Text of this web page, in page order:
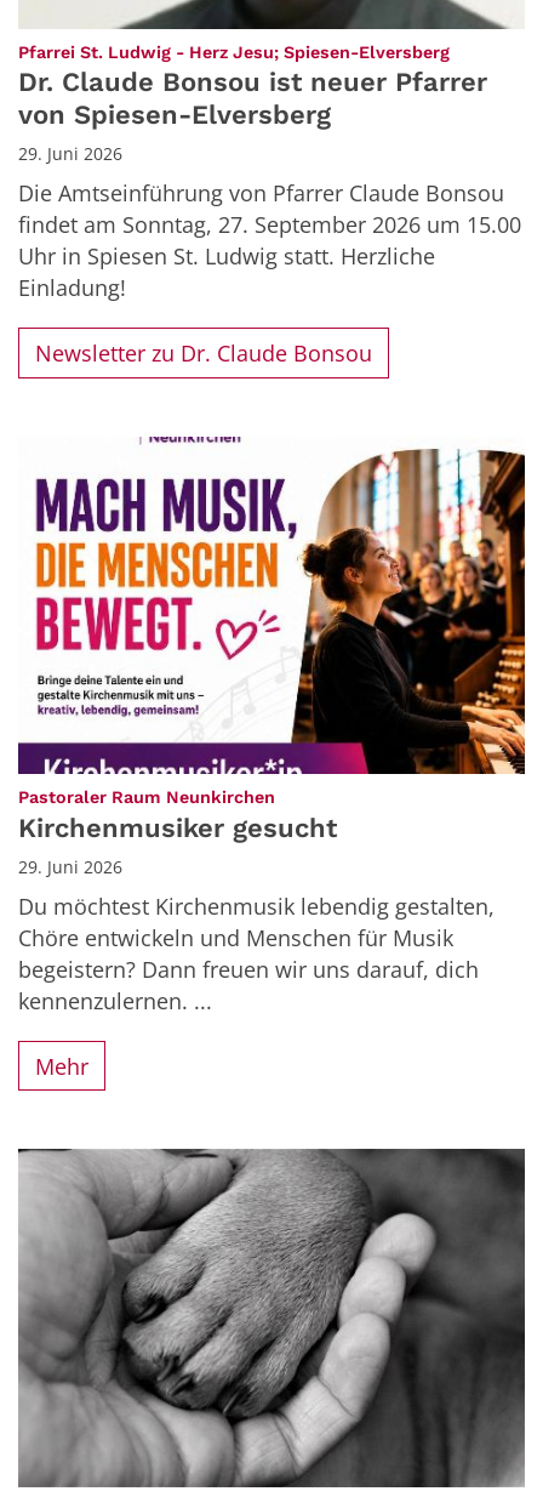
Pfarrei St. Ludwig - Herz Jesu; Spiesen-Elversberg:
Dr. Claude Bonsou ist neuer Pfarrer
von Spiesen-Elversberg
29. Juni 2026
Die Amtseinführung von Pfarrer Claude Bonsou
findet am Sonntag, 27. September 2026 um 15.00
Uhr in Spiesen St. Ludwig statt. Herzliche
Einladung!
Newsletter zu Dr. Claude Bonsou
Pastoraler Raum Neunkirchen
Kirchenmusiker gesucht
29. Juni 2026
Du möchtest Kirchenmusik lebendig gestalten,
Chöre entwickeln und Menschen für Musik
begeistern? Dann freuen wir uns darauf, dich
kennenzulernen. ...
Mehr